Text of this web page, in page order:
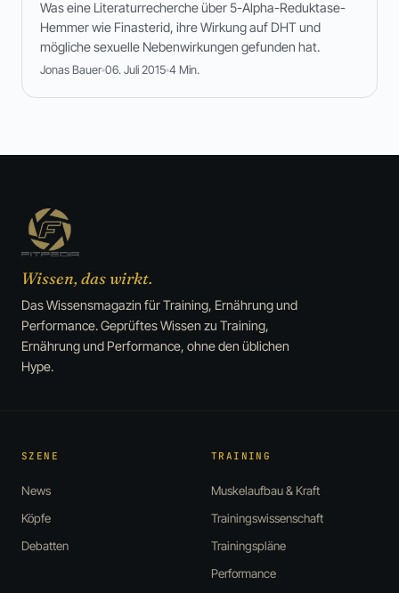
Was eine Literaturrecherche über 5-Alpha-Reduktase-
Hemmer wie Finasterid, ihre Wirkung auf DHT und
mögliche sexuelle Nebenwirkungen gefunden hat.
Jonas Bauer 06. Juli 2015 4 Min.
Wissen, das wirkt.
Das Wissensmagazin für Training, Ernährung und
Performance. Geprüftes Wissen zu Training,
Ernährung und Performance, ohne den üblichen
Hype.
SZENE
News
Köpfe
Debatten
TRAINING
Muskelaufbau & Kraft
Trainingswissenschaft
Trainingspläne
Performance